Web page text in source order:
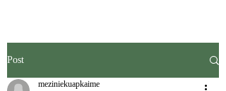
Post
meziniekuapkaime